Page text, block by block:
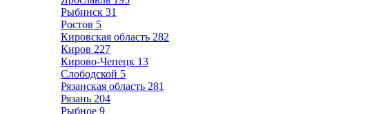
Рыбинск 31
Ростов 5
Кировская область 282
Киров 227
Кирово-Чепецк 13
Слободской 5
Рязанская область 281
Рязань 204
Рыбное 9